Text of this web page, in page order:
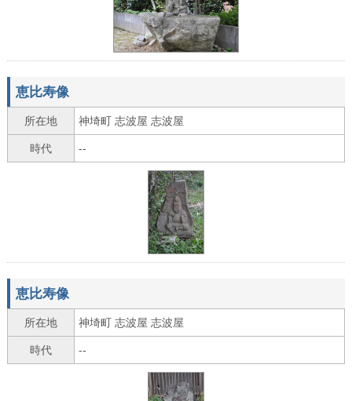
恵比寿像
所在地 神埼町 志波屋 志波屋
時代 --
恵比寿像
所在地 神埼町 志波屋 志波屋
時代 --